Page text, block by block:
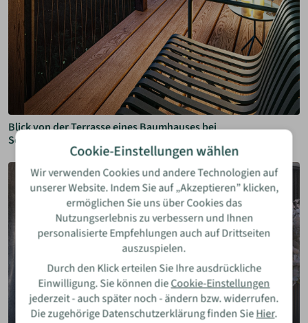
Blick von der Terrasse eines Baumhauses bei
Sonnenuntergang auf weitere Baumhäuser
Cookie-Einstellungen wählen
Wir verwenden Cookies und andere Technologien auf
unserer Website. Indem Sie auf „Akzeptieren” klicken,
ermöglichen Sie uns über Cookies das
Nutzungserlebnis zu verbessern und Ihnen
personalisierte Empfehlungen auch auf Drittseiten
auszuspielen.
Durch den Klick erteilen Sie Ihre ausdrückliche
Einwilligung. Sie können dieCookie-Einstellungen
jederzeit - auch später noch - ändern bzw. widerrufen.
Die zugehörige Datenschutzerklärung finden SieHier.